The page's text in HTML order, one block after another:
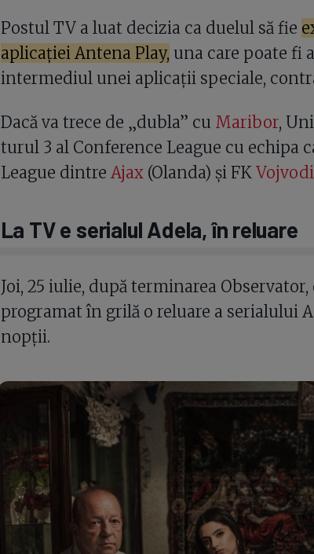
Postul TV a luat decizia ca duelul să fie
aplicației Antena Play, una care poate fi
intermediul unei aplicații speciale,
Dacă va trece de „dubla” cu Maribor,
turul 3 al Conference League cu echipa
League dintre Ajax (Olanda) şi FK
La TV e serialul Adela, în reluare
Joi, 25 iulie, după terminarea Observator,
programat în grilă o reluare a serialului
nopții.